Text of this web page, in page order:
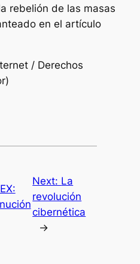
rebelión de las masas
en el artículo
/ Derechos
Next: La
revolución
cibernética
→